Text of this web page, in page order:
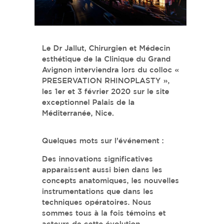
Le Dr Jallut, Chirurgien et Médecin
esthétique de la Clinique du Grand
Avignon interviendra lors du colloc «
PRESERVATION RHINOPLASTY »,
les 1er et 3 février 2020 sur le site
exceptionnel Palais de la
Méditerranée, Nice.
Quelques mots sur l’événement :
Des innovations significatives
apparaissent aussi bien dans les
concepts anatomiques, les nouvelles
instrumentations que dans les
techniques opératoires. Nous
sommes tous à la fois témoins et